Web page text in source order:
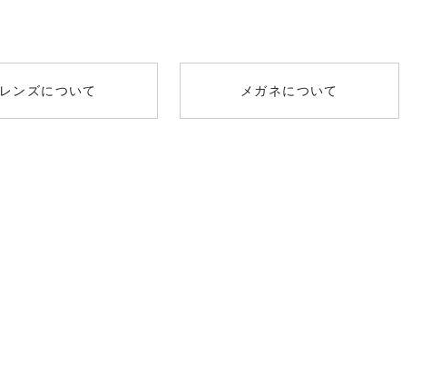
レンズについて メガネについて